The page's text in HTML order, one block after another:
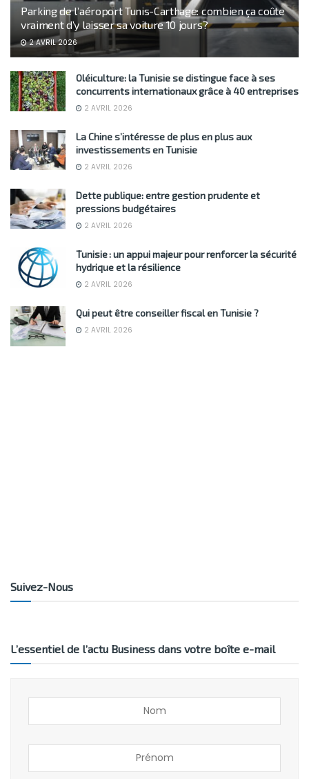
Parking de l’aéroport Tunis-Carthage: combien ça coûte
vraiment d’y laisser sa voiture 10 jours?
2 AVRIL 2026
Oléiculture: la Tunisie se distingue face à ses
concurrents internationaux grâce à 40 entreprises
2 AVRIL 2026
La Chine s’intéresse de plus en plus aux
investissements en Tunisie
2 AVRIL 2026
Dette publique: entre gestion prudente et
pressions budgétaires
2 AVRIL 2026
Tunisie : un appui majeur pour renforcer la sécurité
hydrique et la résilience
2 AVRIL 2026
Qui peut être conseiller fiscal en Tunisie ?
2 AVRIL 2026
Suivez-Nous
L’essentiel de l’actu Business dans votre boîte e-mail